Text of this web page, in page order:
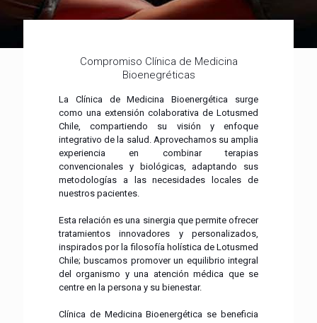
Compromiso Clínica de Medicina
Bioenegréticas
La Clínica de Medicina Bioenergética surge
como una extensión colaborativa de Lotusmed
Chile, compartiendo su visión y enfoque
integrativo de la salud. Aprovechamos su amplia
experiencia en combinar terapias
convencionales y biológicas, adaptando sus
metodologías a las necesidades locales de
nuestros pacientes.
Esta relación es una sinergia que permite ofrecer
tratamientos innovadores y personalizados,
inspirados por la filosofía holística de Lotusmed
Chile; buscamos promover un equilibrio integral
del organismo y una atención médica que se
centre en la persona y su bienestar.
Clínica de Medicina Bioenergética se beneficia